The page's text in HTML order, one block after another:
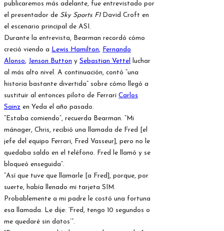
publicaremos más adelante, fue entrevistado por
el presentador de Sky Sports F1David Croft en
el escenario principal de ASI.
Durante la entrevista, Bearman recordó cómo
creció viendo a
Lewis Hamilton,
Fernando
Alonso, Jenson Button y Sebastian Vettel
luchar
al más alto nivel. A continuación, contó “una
historia bastante divertida” sobre cómo llegó a
sustituir al entonces piloto de Ferrari Carlos
Sainz en Yeda el año pasado.
“Estaba comiendo”, recuerda Bearman. “Mi
mánager, Chris, recibió una llamada de Fred [el
jefe del equipo Ferrari, Fred Vasseur], pero no le
quedaba saldo en el teléfono. Fred le llamó y se
bloqueó enseguida”.
“Así que tuve que llamarle [a Fred], porque, por
suerte, había llenado mi tarjeta SIM.
Probablemente a mi padre le costó una fortuna
esa llamada. Le dije: ‘Fred, tengo 10 segundos o
me quedaré sin datos’”.